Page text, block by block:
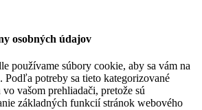
osobných údajov
používame súbory cookie, aby sa vám na
potreby sa tieto kategorizované
vašom prehliadači, pretože sú
základných funkcií stránok webového